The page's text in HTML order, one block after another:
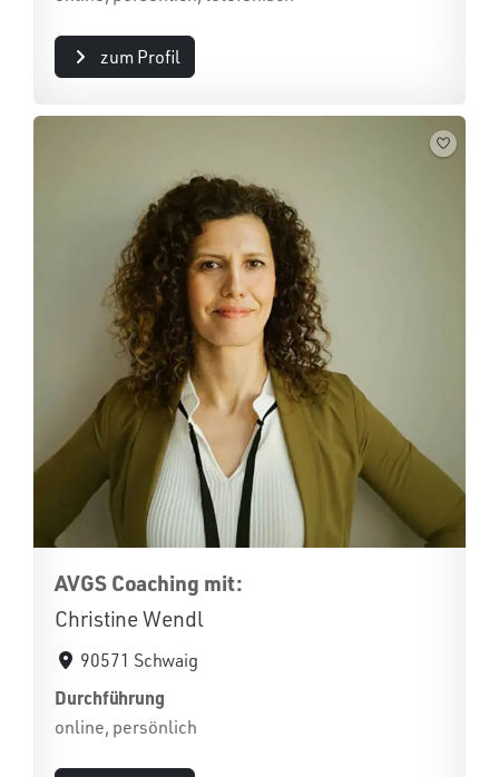
zum Profil
AVGS Coaching mit:
Christine Wendl
90571 Schwaig
Durchführung
online, persönlich